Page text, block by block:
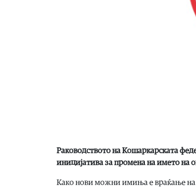
Раководството на Кошаркарската
иницијатива за промена на името на
Како нови можни имиња е враќање на